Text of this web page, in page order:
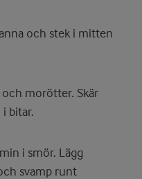
och stek i mitten
morötter. Skär
bitar.
i smör. Lägg
svamp runt